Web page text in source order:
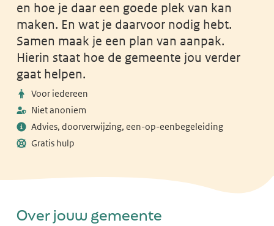
en hoe je daar een goede plek van kan
maken. En wat je daarvoor nodig hebt.
Samen maak je een plan van aanpak.
Hierin staat hoe de gemeente jou verder
gaat helpen.
Voor iedereen
Niet anoniem
Advies, doorverwijzing, een-op-eenbegeleiding
Gratis hulp
Over jouw gemeente